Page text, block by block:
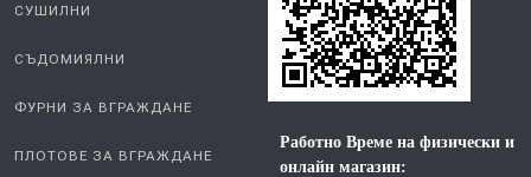
СУШИЛНИ
СЪДОМИЯЛНИ
ФУРНИ ЗА ВГРАЖДАНЕ
ПЛОТОВЕ ЗА ВГРАЖДАНЕ
Работно Време на физически и
онлайн магазин: